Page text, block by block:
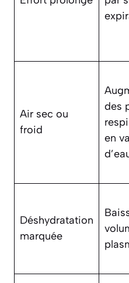
Air sec ou
froid
des
en
Déshydratation
marquée